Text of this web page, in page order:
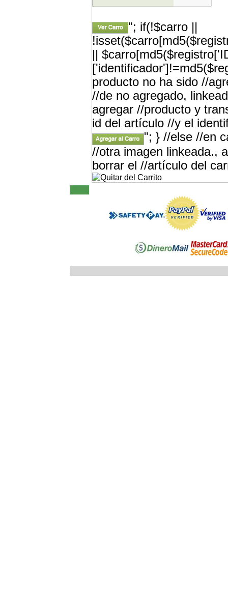
"; if(!$carro ||
||
producto no ha sido //
//de no agregado,
agregar //producto y
id del artículo //y el
"; } //else //en
//otra imagen linkeada.,
borrar el //artículo del